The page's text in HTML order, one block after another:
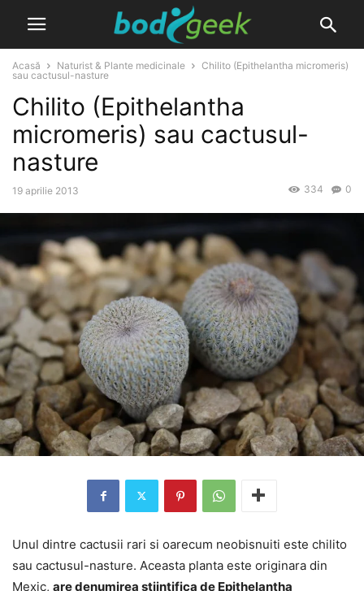
Acasă Naturist & Plante medicinale
Chilito (Epithelantha micromeris)
sau cactusul-nasture
Chilito (Epithelantha
micromeris) sau cactusul-
nasture
19 aprilie 2013 0
334
Unul dintre cactusii rari si oarecum neobisnuiti este chilito
sau cactusul-nasture. Aceasta planta este originara din
Mexic, are denumirea stiintifica de Epithelantha